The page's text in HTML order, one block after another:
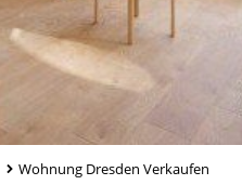
Wohnung Dresden Verkaufen